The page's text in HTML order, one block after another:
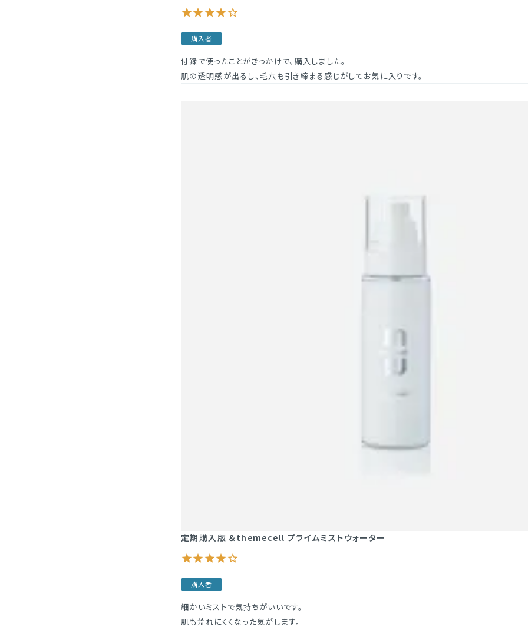
購入者
付録で使ったことがきっかけで、購入しました。
肌の透明感が出るし、毛穴も引き締まる感じがしてお気に入りです。
定期購入版 ＆themecell プライムミストウォーター
購入者
細かいミストで気持ちがいいです。
肌も荒れにくくなった気がします。